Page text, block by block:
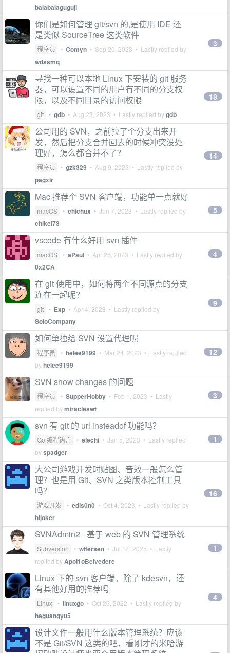
balabalaguguji
你们是如何管理 git/svn 的,是使用 IDE 还
是类似 SourceTree 这类软件
程序员 • Comyn • Sep 20, 2023 • Lastly replied by
wdssmq
3
寻找一种可以本地 Linux 下安装的 git 服务
器，可以设置不同的用户有不同的分支权
限，以及不同目录的访问权限
git • gdb • Aug 23, 2023 • Lastly replied bygdb
18
公司用的 SVN，之前拉了个分支出来开
发，然后把分支合并回去的时候冲突没处
理好，怎么都合并不了？
程序员 • gzk329 • Aug 9, 2023 • Lastly replied by
pagxir
14
Mac 推荐个 SVN 客户端，功能单一点就好
macOS • chichux • Jun 7, 2023 • Lastly replied by
chikei73
5
vscode 有什么好用 svn 插件
macOS • aPaul • Apr 25, 2023 • Lastly replied by
0x2CA
4
在 git 使用中，如何将两个不同源点的分支
连在一起呢？
git • Exp • Apr 4, 2023 • Lastly replied by
SoloCompany
9
如何单独给 SVN 设置代理呢
程序员 • helee9199 • Mar 24, 2023 • Lastly replied
byhelee9199
12
SVN show changes 的问题
程序员 • SupperHobby • Feb 1, 2023 • Lastly
replied bymiracleswt
3
svn 有 git 的 url insteadof 功能吗？
Go 编程语言 • elechi • Jan 5, 2023 • Lastly replied
byspadger
1
大公司游戏开发时贴图、音效一般怎么管
理？也是用 Git、SVN 之类版本控制工具
吗？
游戏开发 • edis0n0 • Oct 4, 2023 • Lastly replied by
hijoker
16
SVNAdmin2 - 基于 web 的 SVN 管理系统
Subversion • witersen • Jul 14, 2025 • Lastly
replied byApol1oBelvedere
1
Linux 下的 svn 客户端，除了 kdesvn，还
有其他好用的推荐吗
Linux • linuxgo • Oct 26, 2022 • Lastly replied by
heguangyu5
4
设计文件一般用什么版本管理系统？应该
不是 Git/SVN 这类的吧，看刚才的米哈游